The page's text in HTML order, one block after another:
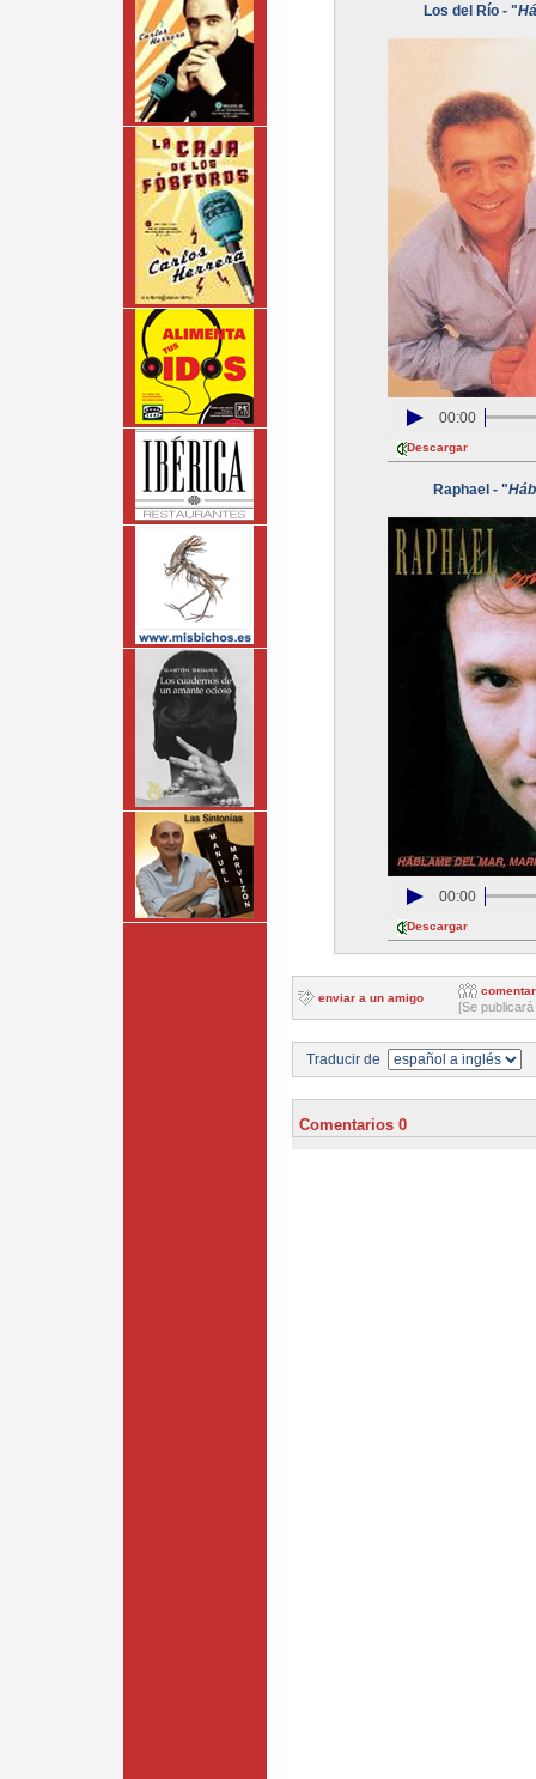
Los del Río - "
00:00
Descargar
Raphael - "
00:00
Descargar
enviar a un amigo
comentar
[Se
Traducir de
Comentarios 0